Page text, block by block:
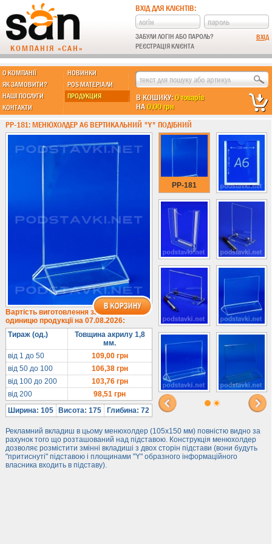
КОМПАНІЯ «САН»
ВХІД ДЛЯ КЛІЄНТІВ:
ЗАБУЛИ ЛОГІН АБО ПАРОЛЬ?
РЕЄСТРАЦІЯ КЛІЄНТА
О КОМПАНІЇ
НОВИНКИ
ЯК ЗАМОВИТИ?
POS МАТЕРІАЛИ
НАШІ ПОСЛУГИ
ПРОДУКЦИЯ
КОНТАКТИ
В КОШИКУ:0 товарів
НА0,00 грн
МЫ ДЕЛАЕМ:
Підставки із пластику
Новинки !!!
Різні підставки
Під поліграфію
А4 формат
1/3 формату А4
Комбіновані
Навісні кишені
Менюхолдери
Під мобільні
Під біжутерію
Гірки та подіуми
Під косметику
Під солодке
Для хот-догів
Лототрони
Ящики з акрилу
Цінники
PP-181: МЕНЮХОЛДЕР А6 ВЕРТИКАЛЬНИЙ "Y" ПОДІБНИЙ
Вартість виготовлення за
одиницю продукції на 07.08.2026:
Тираж (од.)
Товщина акрилу 1,8
мм.
від 1 до 50
109,00грн
від 50 до 100
106,38грн
від 100 до 200
103,76грн
від 200
98,51 грн
Ширина: 105
Висота: 175 Глибина: 72
Рекламний вкладиш в цьому менюхолдер (105х150 мм) повністю видно за
рахунок того що розташований над підставою. Конструкція менюхолдер
дозволяє розмістити змінні вкладиші з двох сторін підстави (вони будуть
"притиснуті" підставою і площинами "Y" образного інформаційного
власника входить в підставу).
PP-181